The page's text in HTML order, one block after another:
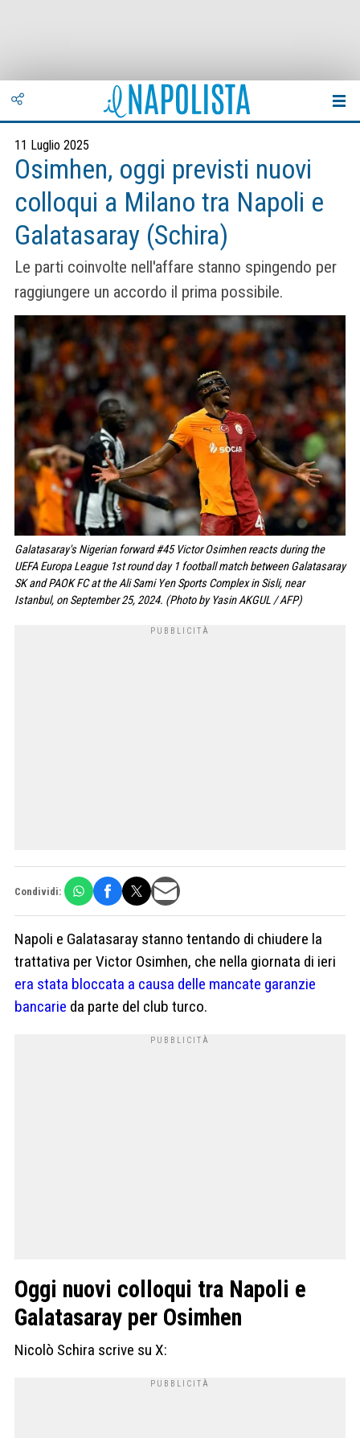
11 Luglio 2025
Osimhen, oggi previsti nuovi
colloqui a Milano tra Napoli e
Galatasaray (Schira)
Le parti coinvolte nell'affare stanno spingendo per
raggiungere un accordo il prima possibile.
Galatasaray's Nigerian forward #45 Victor Osimhen reacts during the
UEFA Europa League 1st round day 1 football match between Galatasaray
SK and PAOK FC at the Ali Sami Yen Sports Complex in Sisli, near
Istanbul, on September 25, 2024. (Photo by Yasin AKGUL / AFP)
Condividi:
Napoli e Galatasaray stanno tentando di chiudere la
trattativa per Victor Osimhen, che nella giornata di ieri
era stata bloccata a causa delle mancate garanzie
bancarie da parte del club turco.
Oggi nuovi colloqui tra Napoli e
Galatasaray per Osimhen
Nicolò Schira scrive su X: